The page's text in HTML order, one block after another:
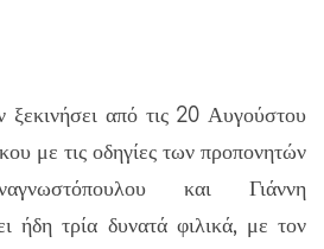
ξεκινήσει από τις 20 Αυγούστου
με τις οδηγίες των προπονητών
και Γιάννη
ήδη τρία δυνατά φιλικά, με τον